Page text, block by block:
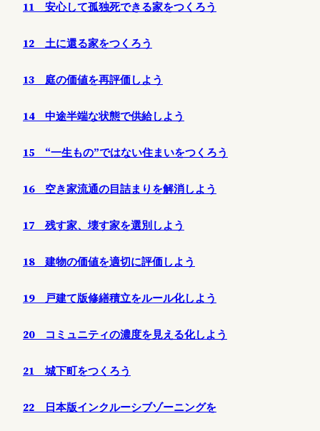
11 安心して孤独死できる家をつくろう
12 土に還る家をつくろう
13 庭の価値を再評価しよう
14 中途半端な状態で供給しよう
15 “一生もの”ではない住まいをつくろう
16 空き家流通の目詰まりを解消しよう
17 残す家、壊す家を選別しよう
18 建物の価値を適切に評価しよう
19 戸建て版修繕積立をルール化しよう
20 コミュニティの濃度を見える化しよう
21 城下町をつくろう
22 日本版インクルーシブゾーニングを